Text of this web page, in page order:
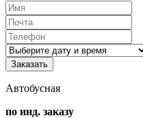
Автобусная
по инд. заказу